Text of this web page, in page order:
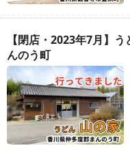
【閉店・2023年7月】
んのう町